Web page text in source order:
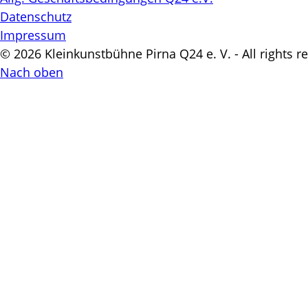
Datenschutz
Impressum
© 2026 Kleinkunstbühne Pirna Q24 e. V. - All rights
Nach oben